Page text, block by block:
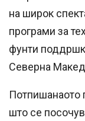
на широк
програми за
фунти
Северна
Потпишанаото
што се